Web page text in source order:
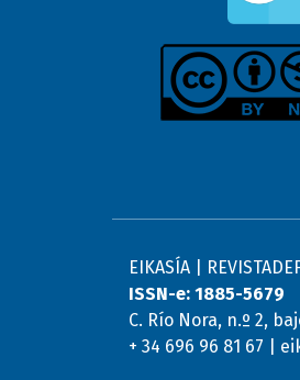
EIKASÍA |
ISSN-e: 1885-5679
C. Río Nora, n.º 2,
+ 34 696 96 81 67 |